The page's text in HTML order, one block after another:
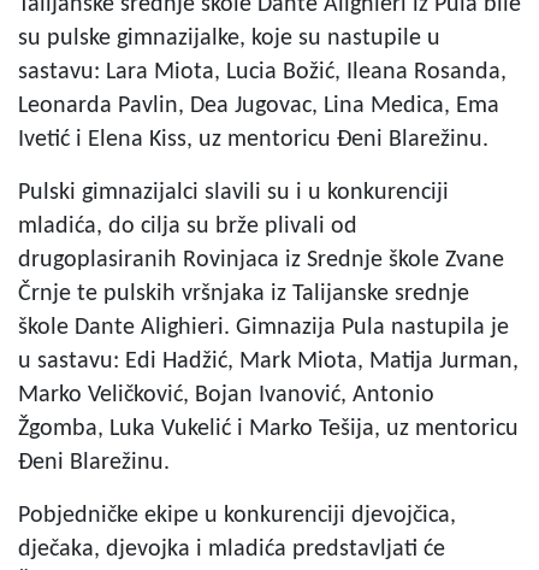
Talijanske srednje škole Dante Alighieri iz Pula bile
su pulske gimnazijalke, koje su nastupile u
sastavu: Lara Miota, Lucia Božić, Ileana Rosanda,
Leonarda Pavlin, Dea Jugovac, Lina Medica, Ema
Ivetić i Elena Kiss, uz mentoricu Đeni Blarežinu.
Pulski gimnazijalci slavili su i u konkurenciji
mladića, do cilja su brže plivali od
drugoplasiranih Rovinjaca iz Srednje škole Zvane
Črnje te pulskih vršnjaka iz Talijanske srednje
škole Dante Alighieri. Gimnazija Pula nastupila je
u sastavu: Edi Hadžić, Mark Miota, Matija Jurman,
Marko Veličković, Bojan Ivanović, Antonio
Žgomba, Luka Vukelić i Marko Tešija, uz mentoricu
Đeni Blarežinu.
Pobjedničke ekipe u konkurenciji djevojčica,
dječaka, djevojka i mladića predstavljati će